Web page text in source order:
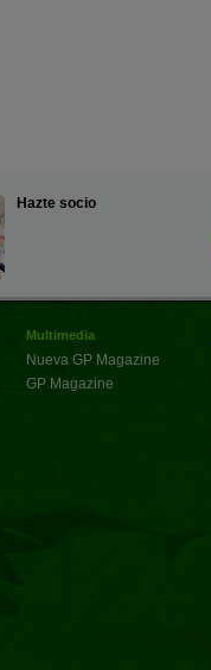
Hazte socio
Multimedia
Nueva GP Magazine
GP Magazine